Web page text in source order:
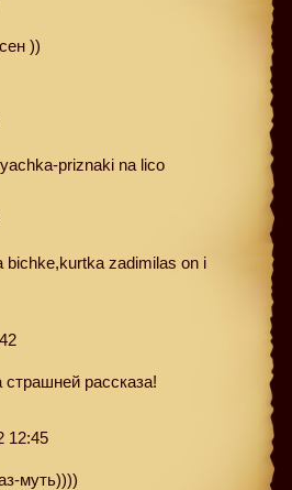
))
priznaki na lico
bichke,kurtka zadimilas on i
рассказа!
12:45
муть))))